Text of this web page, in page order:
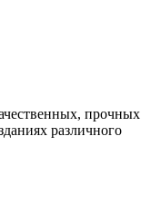
прочных
различного